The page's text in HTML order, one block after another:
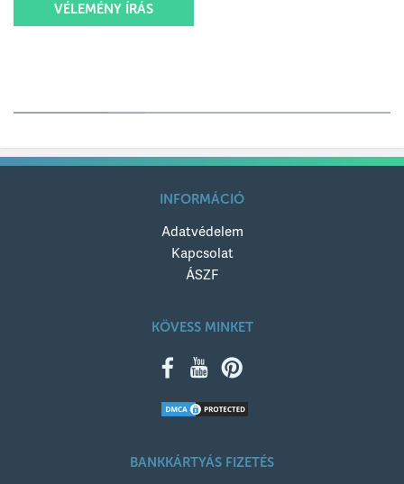
VÉLEMÉNY ÍRÁS
Értékelésed címe
INFORMÁCIÓ
Adatvédelem
Kapcsolat
ÁSZF
KÖVESS MINKET
BANKKÁRTYÁS FIZETÉS